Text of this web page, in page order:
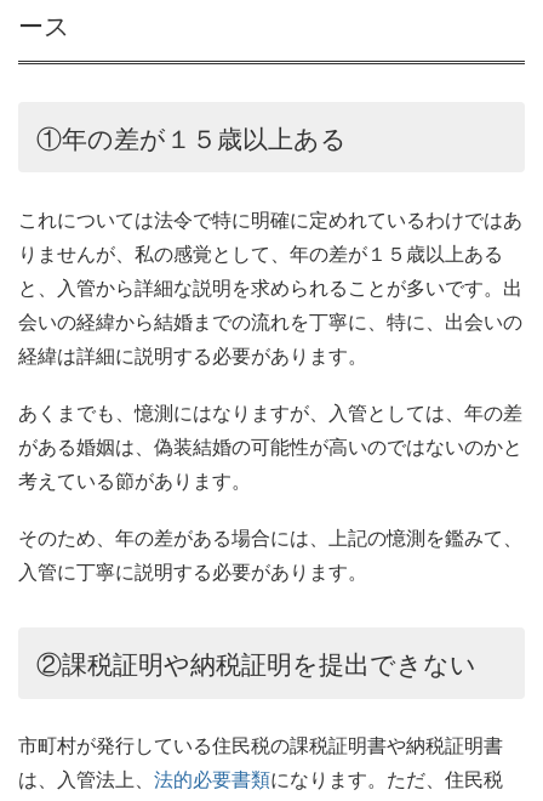
ース
①年の差が１５歳以上ある
これについては法令で特に明確に定めれているわけではあ
りませんが、私の感覚として、年の差が１５歳以上ある
と、入管から詳細な説明を求められることが多いです。出
会いの経緯から結婚までの流れを丁寧に、特に、出会いの
経緯は詳細に説明する必要があります。
あくまでも、憶測にはなりますが、入管としては、年の差
がある婚姻は、偽装結婚の可能性が高いのではないのかと
考えている節があります。
そのため、年の差がある場合には、上記の憶測を鑑みて、
入管に丁寧に説明する必要があります。
②課税証明や納税証明を提出できない
市町村が発行している住民税の課税証明書や納税証明書
は、入管法上、 法的必要書類になります。ただ、住民税